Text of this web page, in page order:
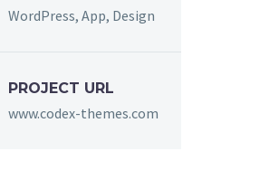
WordPress, App, Design
PROJECT URL
www.codex-themes.com